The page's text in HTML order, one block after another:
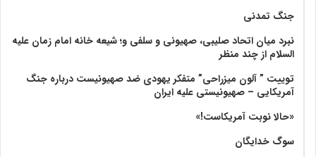
جنگ تمدنی
نبرد میان اتحاد صلیبی، صهیونی و سلفی و؛ شیعه خانه امام زمان علیه
السلام از چند منظر
توییت ” آلون میزراحی” متفکر یهودی ضد صهیونیست درباره جنگ
آمریکایی – صهیونیستی علیه ایران
«حالا نوبت آمریکاست!»
سوگ خدایگان